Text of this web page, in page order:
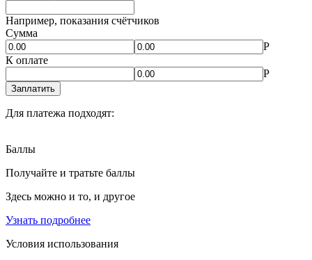
Например, показания счётчиков
Сумма
Р
К оплате
Р
Заплатить
Для платежа подходят:
Баллы
Получайте и тратьте баллы
Здесь можно и то, и другое
Узнать подробнее
Условия использования